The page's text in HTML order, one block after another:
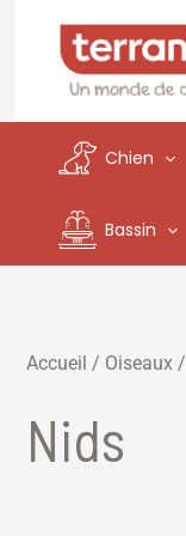
contenu
Chien
Bassin
Accueil / Oiseaux /
Nids